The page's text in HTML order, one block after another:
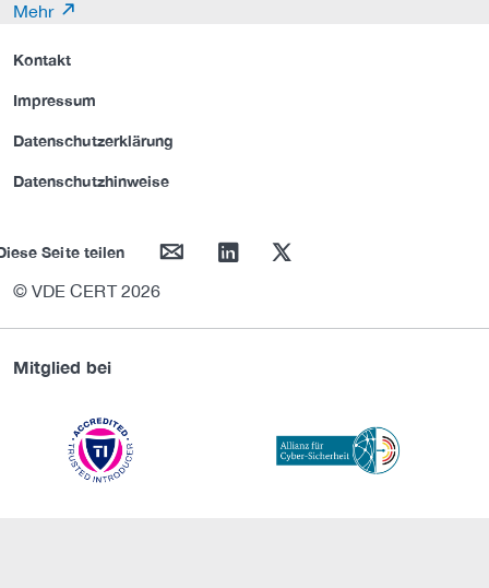
Mehr
Kontakt
Impressum
Datenschutzerklärung
Datenschutzhinweise
Seite teilen mail linkedin twitter
© VDE CERT 2026
Mitglied bei